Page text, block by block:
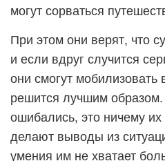
могут сорваться
При этом они верят, что
и если вдруг случится
они смогут
решится лучшим
ошибались, это ничему
делают выводы из
умения им не хватает